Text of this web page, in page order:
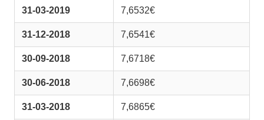
31-03-2019 7,6532€
31-12-2018 7,6541€
30-09-2018 7,6718€
30-06-2018 7,6698€
31-03-2018 7,6865€